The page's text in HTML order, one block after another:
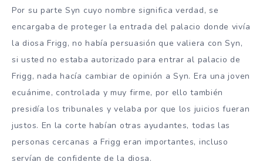
Por su parte Syn cuyo nombre significa verdad, se
encargaba de proteger la entrada del palacio donde vivía
la diosa Frigg, no había persuasión que valiera con Syn,
si usted no estaba autorizado para entrar al palacio de
Frigg, nada hacía cambiar de opinión a Syn. Era una joven
ecuánime, controlada y muy firme, por ello también
presidía los tribunales y velaba por que los juicios fueran
justos. En la corte habían otras ayudantes, todas las
personas cercanas a Frigg eran importantes, incluso
servían de confidente de la diosa.